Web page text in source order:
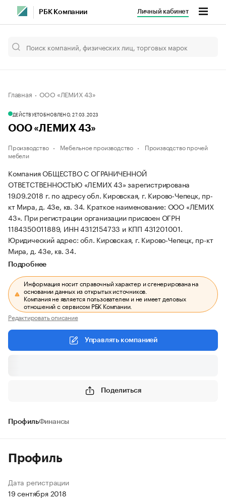
РБК Компании Личный кабинет
Главная ООО «ЛЕМИХ 43»
ДЕЙСТВУЕТОБНОВЛЕНО, 27.03.2023
ООО «ЛЕМИХ 43»
Производство Мебельное производство
Производство прочей
мебели
Компания ОБЩЕСТВО С ОГРАНИЧЕННОЙ
ОТВЕТСТВЕННОСТЬЮ «ЛЕМИХ 43» зарегистрирована
19.09.2018 г. по адресу обл. Кировская, г. Кирово-Чепецк, пр-
кт Мира, д. 43е, кв. 34. Краткое наименование: ООО «ЛЕМИХ
43». При регистрации организации присвоен ОГРН
1184350011889, ИНН 4312154733 и КПП 431201001.
Юридический адрес: обл. Кировская, г. Кирово-Чепецк, пр-кт
Мира, д. 43е, кв. 34.
Подробнее
Информация носит справочный характер и сгенерирована на
основании данных из открытых источников.
Компания не является пользователем и не имеет деловых
отношений с сервисом РБК Компании.
Редактировать описание
Управлять компанией
Поделиться
ПрофильФинансы
Профиль
Дата регистрации
19 сентября 2018